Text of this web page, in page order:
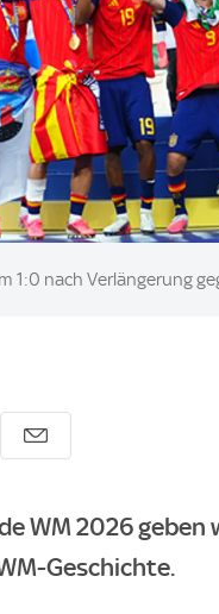
1:0 nach Verlängerung
WM 2026 geben
Geschichte.